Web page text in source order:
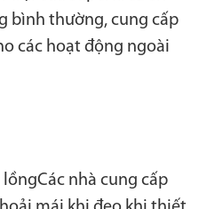
bình thường, cung cấp
các hoạt động ngoài
lồngCác nhà cung cấp